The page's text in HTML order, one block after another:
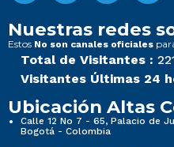
Nuestras redes
Estos No son canales oficiales
Total de Visitantes :
Visitantes Últimas 24
Ubicación Altas
Calle 12 No 7 - 65, Palacio de
Bogotá - Colombia